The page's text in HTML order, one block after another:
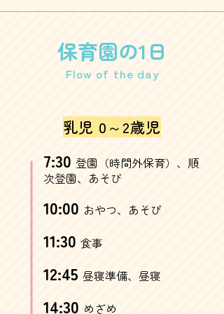
保育園の1日
Flow of the day
乳児 0～2歳児
7:30 登園（時間外保育）、順
次登園、あそび
10:00 おやつ、あそび
11:30 食事
12:45 昼寝準備、昼寝
14:30 めざめ